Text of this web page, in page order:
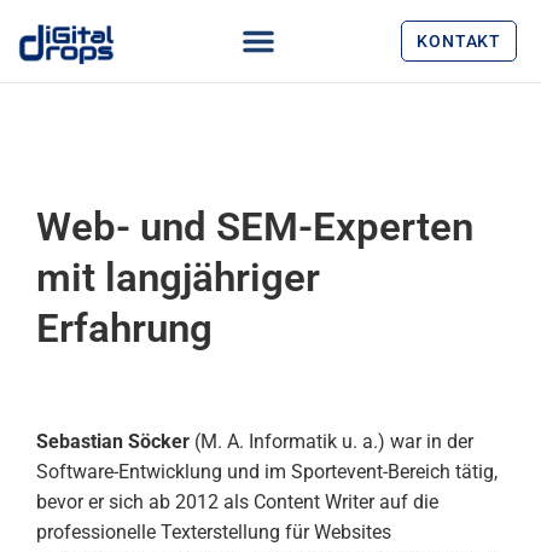
KONTAKT
Web- und SEM-Experten
mit langjähriger
Erfahrung
Sebastian Söcker (M. A. Informatik u. a.) war in der
Software-Entwicklung und im Sportevent-Bereich tätig,
bevor er sich ab 2012 als Content Writer auf die
professionelle Texterstellung für Websites